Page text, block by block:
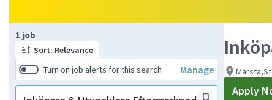
1 job
Sort: Relevance
Turn on job alerts for this search
Manage
Page 1 of 1
Apply